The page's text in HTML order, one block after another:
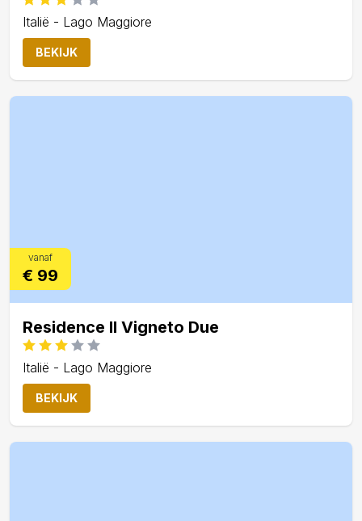
Italië - Lago Maggiore
BEKIJK
vanaf
€ 99
Residence Il Vigneto Due
Italië - Lago Maggiore
BEKIJK